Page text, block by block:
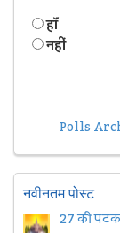
हॉं
नहीं
Polls
नवीनतम पोस्ट
27 की